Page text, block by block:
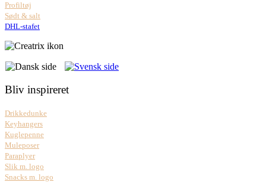
Profiltøj
Sødt & salt
DHL-stafet
Bliv inspireret
Drikkedunke
Keyhangers
Kuglepenne
Muleposer
Paraplyer
Slik m. logo
Snacks m. logo